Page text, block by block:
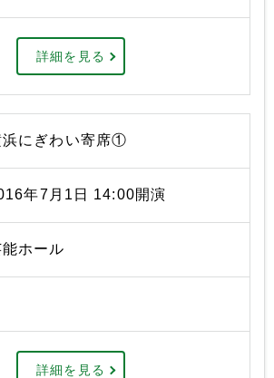
詳細を見る
浜にぎわい寄席①
年7月1日 14:00開演
ホール
詳細を見る